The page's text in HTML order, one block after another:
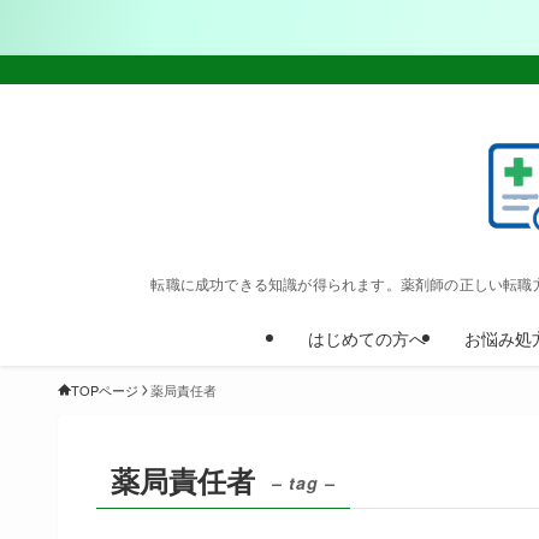
転職に成功できる知識が得られます。薬剤師の正しい転
はじめての方へ お悩み処
TOPページ 薬局責任者
薬局責任者 – tag –